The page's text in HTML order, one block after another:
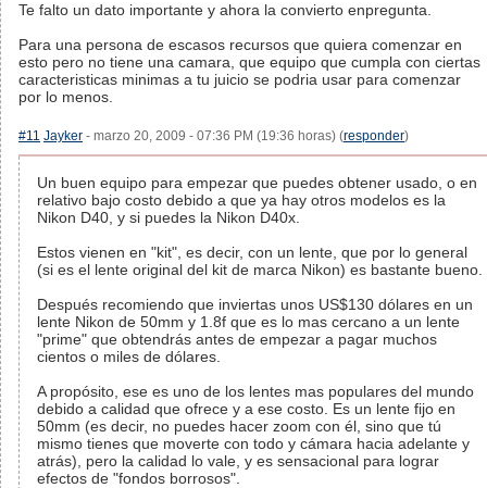
Te falto un dato importante y ahora la convierto enpregunta.
Para una persona de escasos recursos que quiera comenzar en
esto pero no tiene una camara, que equipo que cumpla con ciertas
caracteristicas minimas a tu juicio se podria usar para comenzar
por lo menos.
#11 Jayker - marzo 20, 2009 - 07:36 PM (19:36 horas) (responder)
Un buen equipo para empezar que puedes obtener usado, o en
relativo bajo costo debido a que ya hay otros modelos es la
Nikon D40, y si puedes la Nikon D40x.
Estos vienen en "kit", es decir, con un lente, que por lo general
(si es el lente original del kit de marca Nikon) es bastante bueno.
Después recomiendo que inviertas unos US$130 dólares en un
lente Nikon de 50mm y 1.8f que es lo mas cercano a un lente
"prime" que obtendrás antes de empezar a pagar muchos
cientos o miles de dólares.
A propósito, ese es uno de los lentes mas populares del mundo
debido a calidad que ofrece y a ese costo. Es un lente fijo en
50mm (es decir, no puedes hacer zoom con él, sino que tú
mismo tienes que moverte con todo y cámara hacia adelante y
atrás), pero la calidad lo vale, y es sensacional para lograr
efectos de "fondos borrosos".